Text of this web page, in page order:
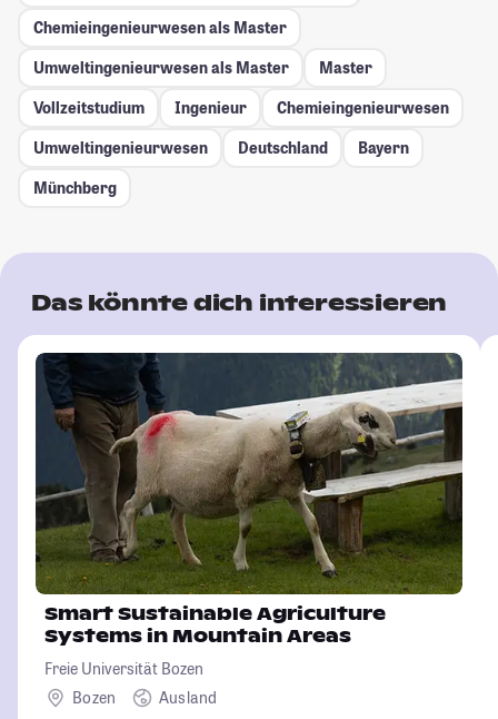
Chemieingenieurwesen als Master
Umweltingenieurwesen als Master
Master
Vollzeitstudium
Ingenieur
Chemieingenieurwesen
Umweltingenieurwesen
Deutschland
Bayern
Münchberg
Das könnte dich interessieren
Smart Sustainable Agriculture
Systems in Mountain Areas
Freie Universität Bozen
Bozen
Ausland